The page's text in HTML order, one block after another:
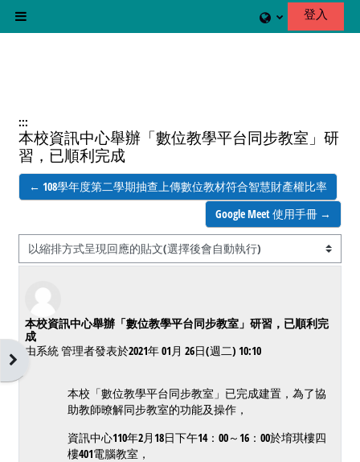
登入
開啟區塊抽屜
:::
本校資訊中心舉辦「數位教學平台同步教室」研
習，已順利完成
← 108學年度第二學期抽查上傳數位教材符合智慧財產權比率
Google Meet 使用手冊 →
顯示模式
本校資訊中心舉辦「數位教學平台同步教室」研習，已順利完
成
由系統 管理者發表於2021年 01月 26日(週二) 10:10
Number of replies: 0
本校「數位教學平台同步教室」已完成建置，為了協
助教師暸解同步教室的功能及操作，
資訊中心110年2月18日下午14：00～16：00於堉琪樓四
樓401電腦教室，